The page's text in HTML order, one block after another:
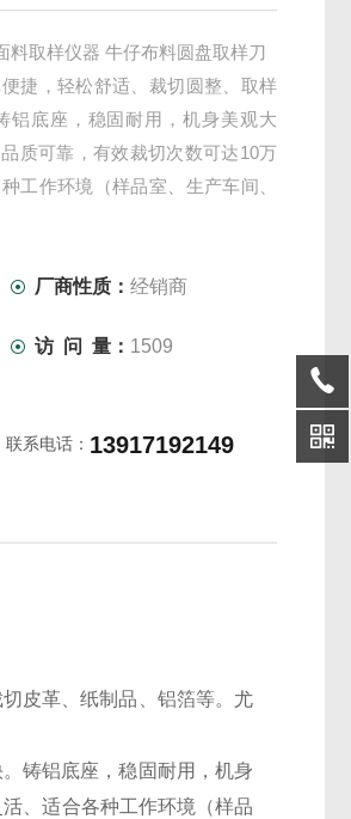
料取样仪器 牛仔布料圆盘取样刀
捷，轻松舒适、裁切圆整、取样
铝底座，稳固耐用，机身美观大
质可靠，有效裁切次数可达10万
工作环境（样品室、生产车间、
厂商性质：经销商
访 问 量： 1509
联系电话： 13917192149
皮革、纸制品、铝箔等。尤
铸铝底座，稳固耐用，机身
、适合各种工作环境（样品